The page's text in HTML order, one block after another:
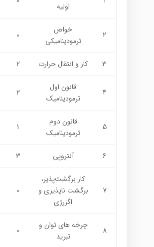
اوليه
2
خواص
ترموديناميكي
0
3 كار و انتقال حرارت 2
4
قانون اول
ترموديناميك
2
5
قانون دوم
ترموديناميك
1
6 آنتروپي 3
7
كار برگشت‌پذير،
برگشت ناپذيري و
اگزرژي
0
8
چرخه هاي توان و
تبريد
0